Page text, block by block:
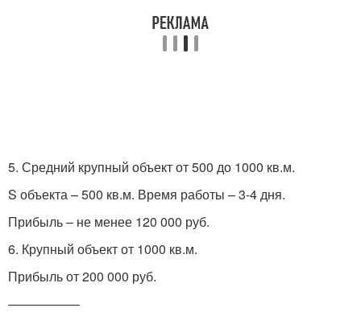
5. Средний крупный объект от 500 до 1000 кв.м.
S объекта – 500 кв.м. Время работы – 3-4 дня.
Прибыль – не менее 120 000 руб.
6. Крупный объект от 1000 кв.м.
Прибыль от 200 000 руб.
—————–